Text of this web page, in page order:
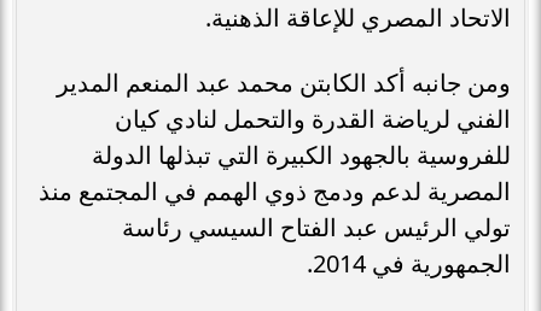
الاتحاد المصري للإعاقة الذهنية.
ومن جانبه أكد الكابتن محمد عبد المنعم المدير
الفني لرياضة القدرة والتحمل لنادي كيان
للفروسية بالجهود الكبيرة التي تبذلها الدولة
المصرية لدعم ودمج ذوي الهمم في المجتمع منذ
تولي الرئيس عبد الفتاح السيسي رئاسة
الجمهورية في 2014.